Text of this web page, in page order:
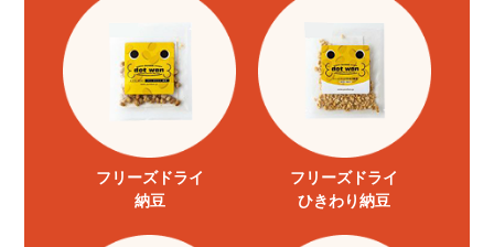
フリーズドライ
納豆
フリーズドライ
ひきわり納豆